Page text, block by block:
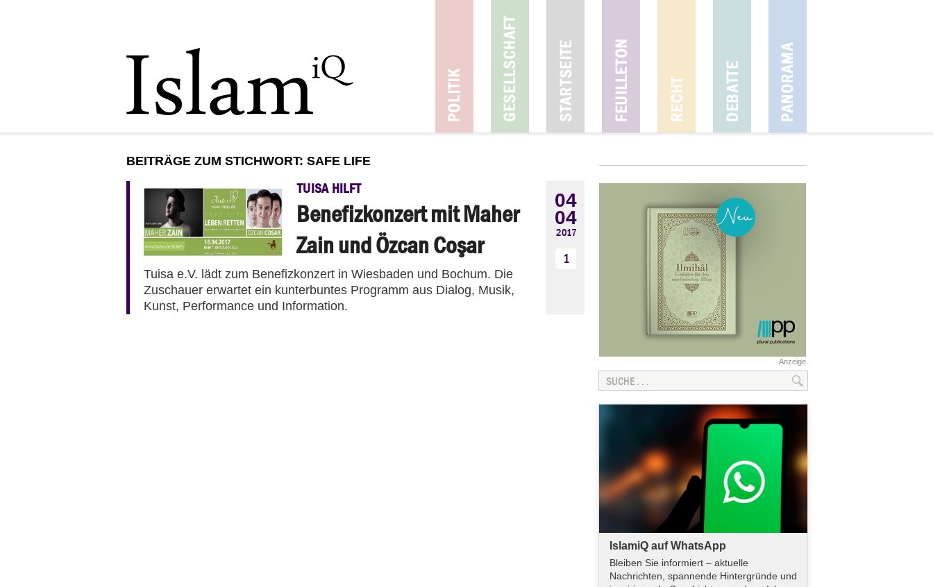
BEITRÄGE ZUM STICHWORT: SAFE LIFE
TUISA HILFT
Benefizkonzert mit Maher
Zain und Özcan Coşar
Tuisa e.V. lädt zum Benefizkonzert in Wiesbaden und Bochum. Die
Zuschauer erwartet ein kunterbuntes Programm aus Dialog, Musik,
Kunst, Performance und Information.
04
04
2017
1
Anzeige
IslamiQ auf WhatsApp
Bleiben Sie informiert – aktuelle
Nachrichten, spannende Hintergründe und